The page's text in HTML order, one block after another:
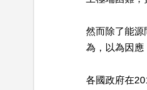
然而除了能
為，以為因應
各國政府在